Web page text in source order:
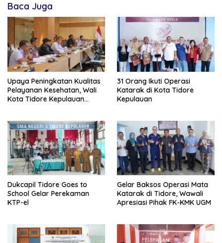
Baca Juga
Upaya Peningkatan Kualitas
Pelayanan Kesehatan, Wali
Kota Tidore Kepulauan
31 Orang Ikuti Operasi
Katarak di Kota Tidore
Kepulauan
Dukcapil Tidore Goes to
School Gelar Perekaman
KTP-el
Gelar Baksos Operasi Mata
Katarak di Tidore, Wawali
Apresiasi Pihak FK-KMK UGM